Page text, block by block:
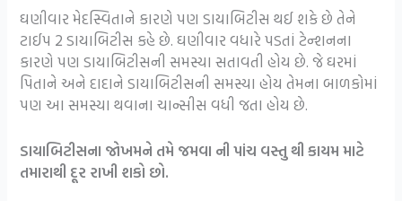
ઘણીવાર મેદસ્વિતાને કારણે પણ ડાયાબિટીસ થઈ શકે છે તેને
ટાઈપ 2 ડાયાબિટીસ કહે છે. ઘણીવાર વધારે પડતાં ટેન્શનના
કારણે પણ ડાયાબિટીસની સમસ્યા સતાવતી હોય છે. જે ઘરમાં
પિતાને અને દાદાને ડાયાબિટીસની સમસ્યા હોય તેમના બાળકોમાં
પણ આ સમસ્યા થવાના ચાન્સીસ વધી જતા હોય છે.
ડાયાબિટીસના જોખમને તમે જમવા ની પાંચ વસ્તુ થી કાયમ માટે
તમારાથી દૂર રાખી શકો છો.